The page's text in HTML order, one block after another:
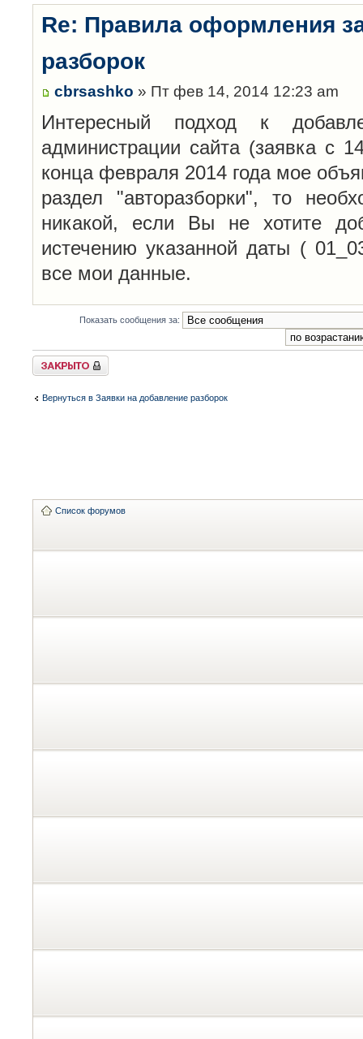
Re: Правила оформления
разборок
cbrsashko » Пт фев 14, 2014 12:23 am
Интересный подход к
администрации сайта (заявка с
конца февраля 2014 года мое
раздел "авторазборки", то
никакой, если Вы не хотите
истечению указанной даты (
все мои данные.
Показать сообщения за:
Закрыто
Вернуться в Заявки на добавление разборок
Список форумов